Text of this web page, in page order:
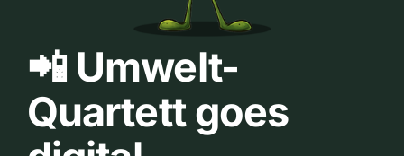
📲 Umwelt-
Quartett goes